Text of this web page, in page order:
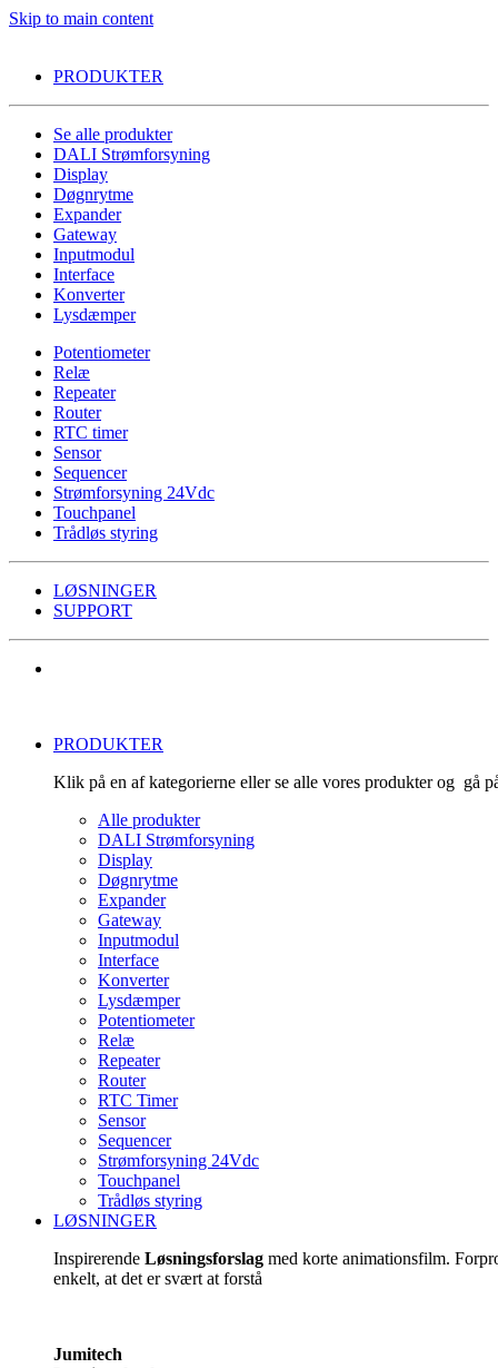
Skip to main content
PRODUKTER
Se alle produkter
DALI Strømforsyning
Display
Døgnrytme
Expander
Gateway
Inputmodul
Interface
Konverter
Lysdæmper
Potentiometer
Relæ
Repeater
Router
RTC timer
Sensor
Sequencer
Strømforsyning 24Vdc
Touchpanel
Trådløs styring
LØSNINGER
SUPPORT
PRODUKTER
Klik på en af kategorierne eller se alle vores produkter og gå
Alle produkter
DALI Strømforsyning
Display
Døgnrytme
Expander
Gateway
Inputmodul
Interface
Konverter
Lysdæmper
Potentiometer
Relæ
Repeater
Router
RTC Timer
Sensor
Sequencer
Strømforsyning 24Vdc
Touchpanel
Trådløs styring
LØSNINGER
Inspirerende Løsningsforslag med korte animationsfilm.
enkelt, at det er svært at forstå
Jumitech